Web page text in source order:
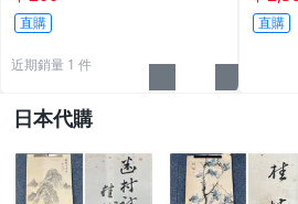
驗嚴選推薦 燈盞級墨 放藍紫光
檢驗嚴選
直購
近期銷量 1 件
研究
直購
日本代購